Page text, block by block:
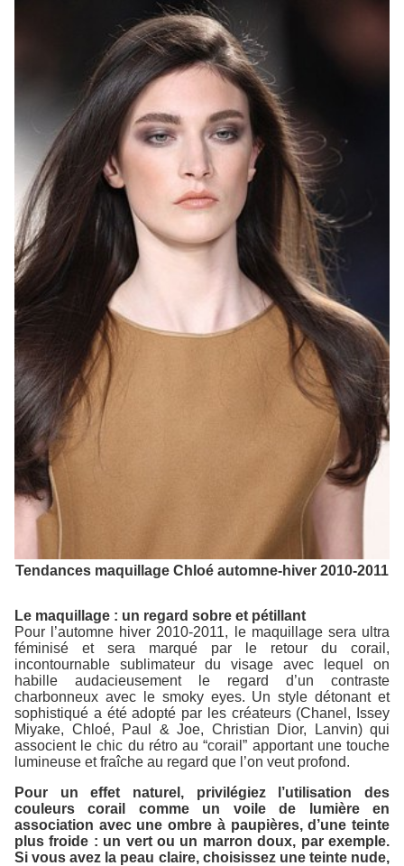
Tendances maquillage Chloé automne-hiver 2010-2011
Le maquillage : un regard sobre et pétillant
Pour l’automne hiver 2010-2011, le maquillage sera ultra
féminisé et sera marqué par le retour du corail,
incontournable sublimateur du visage avec lequel on
habille audacieusement le regard d’un contraste
charbonneux avec le smoky eyes. Un style détonant et
sophistiqué a été adopté par les créateurs (Chanel, Issey
Miyake, Chloé, Paul & Joe, Christian Dior, Lanvin) qui
associent le chic du rétro au “corail” apportant une touche
lumineuse et fraîche au regard que l’on veut profond.
Pour un effet naturel, privilégiez l’utilisation des
couleurs corail comme un voile de lumière en
association avec une ombre à paupières, d’une teinte
plus froide : un vert ou un marron doux, par exemple.
Si vous avez la peau claire, choisissez une teinte nude,